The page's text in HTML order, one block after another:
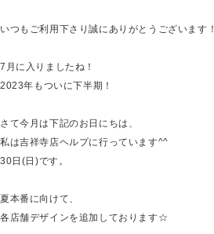
いつもご利用下さり誠にありがとうございます！
7月に入りましたね！
2023年もついに下半期！
さて今月は下記のお日にちは、
私は吉祥寺店ヘルプに行っています^^
30日(日)です。
夏本番に向けて、
各店舗デザインを追加しております☆